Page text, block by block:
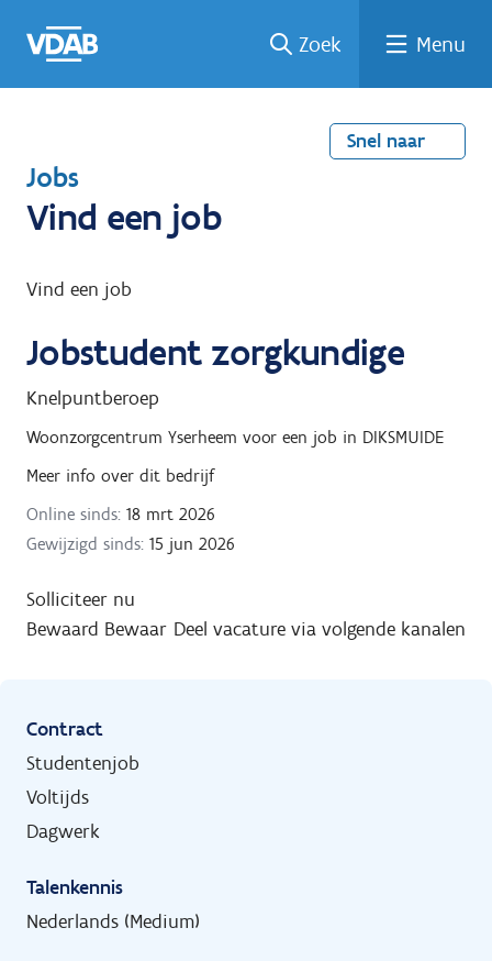
naar
een
een
job
naar
Zoek Menu
Snel naar
T
e
u
n
a
a
Jobs
Vind een job
Vind een job
Jobstudent zorgkundige
Knelpuntberoep
Woonzorgcentrum Yserheem voor een job in DIKSMUIDE
Meer info over dit bedrijf
Online sinds: 18 mrt 2026
Gewijzigd sinds: 15 jun 2026
Solliciteer nu
Bewaard Bewaar Deel vacature via volgende kanalen
Contract
Studentenjob
Voltijds
Dagwerk
Talenkennis
Nederlands (Medium)